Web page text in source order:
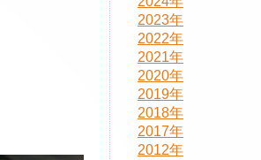
2023年
2022年
2021年
2020年
2019年
2018年
2017年
2012年